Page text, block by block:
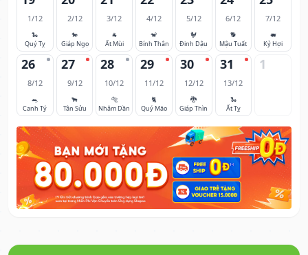
1/12
🐍
Quý Tỵ
2/12
🐎
Giáp Ngọ
3/12
🐐
Ất Mùi
4/12
🐒
Bính Thân
5/12
🐓
Đinh Dậu
6/12
🐕
Mậu Tuất
7/12
🐖
Kỷ Hợi
26
8/12
🐀
Canh Tý
27
9/12
🐂
Tân Sửu
28
10/12
🐅
Nhâm Dần
29
11/12
🐈
Quý Mão
30
12/12
🐉
Giáp Thìn
31
13/12
🐍
Ất Tỵ
1